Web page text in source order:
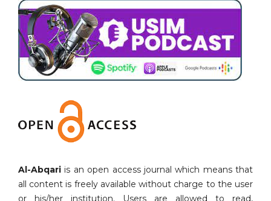
Al-Abqari is an open access journal which means that
all content is freely available without charge to the user
or his/her institution. Users are allowed to read,